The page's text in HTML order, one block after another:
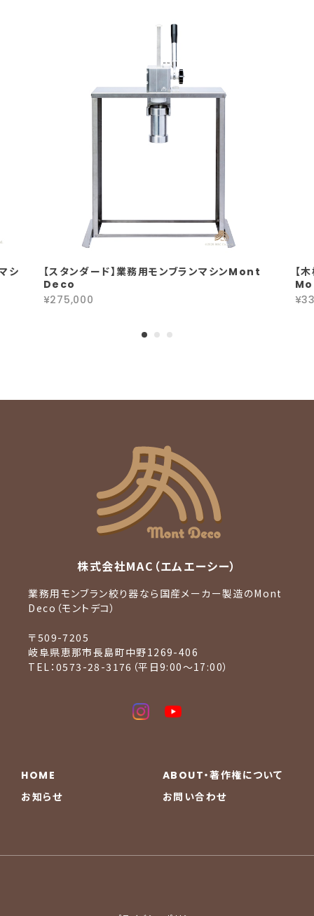
シ
【スタンダード】業務用モンブランマシンMont
Deco
¥275,000
【
株式会社MAC（エムエーシー）
業務用モンブラン絞り器なら国産メーカー製造のMont
Deco（モントデコ）
〒509-7205
岐阜県恵那市長島町中野1269-406
TEL：0573-28-3176（平日9:00〜17:00）
HOME
ABOUT・著作権について
お知らせ
お問い合わせ